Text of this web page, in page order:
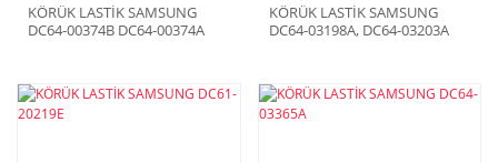
KÖRÜK LASTİK SAMSUNG
DC64-00374B DC64-00374A
KÖRÜK LASTİK SAMSUNG
DC64-03198A, DC64-03203A